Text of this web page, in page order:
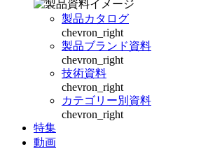
製品カタログ
chevron_right
製品ブランド資料
chevron_right
技術資料
chevron_right
カテゴリー別資料
chevron_right
特集
動画